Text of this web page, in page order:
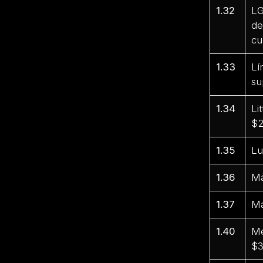
1.32
1.33
1.34
1.35
1.36
1.37
1.40